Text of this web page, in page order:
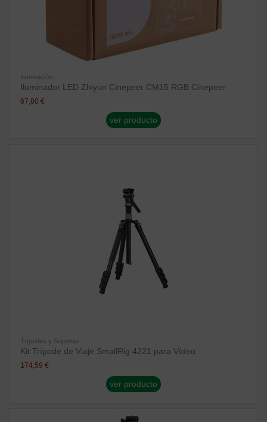
Iluminación
Iluminador LED Zhiyun Cinepeer CM15 RGB Cinepeer
67,80 €
ver producto
Trípodes y Soportes
Kit Trípode de Viaje SmallRig 4221 para Vídeo
174,59 €
ver producto